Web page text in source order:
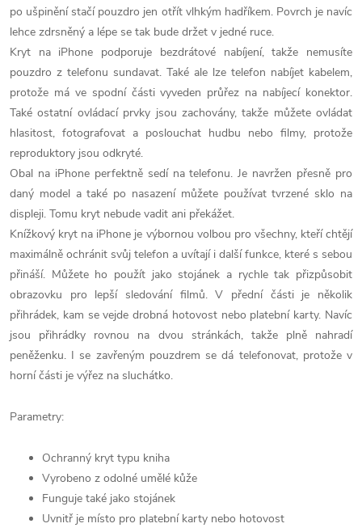
po ušpinění stačí pouzdro jen otřít vlhkým hadříkem. Povrch je navíc
lehce zdrsněný a lépe se tak bude držet v jedné ruce.
Kryt na iPhone podporuje bezdrátové nabíjení, takže nemusíte
pouzdro z telefonu sundavat. Také ale lze telefon nabíjet kabelem,
protože má ve spodní části vyveden průřez na nabíjecí konektor.
Také ostatní ovládací prvky jsou zachovány, takže můžete ovládat
hlasitost, fotografovat a poslouchat hudbu nebo filmy, protože
reproduktory jsou odkryté.
Obal na iPhone perfektně sedí na telefonu. Je navržen přesně pro
daný model a také po nasazení můžete používat tvrzené sklo na
displeji. Tomu kryt nebude vadit ani překážet.
Knížkový kryt na iPhone je výbornou volbou pro všechny, kteří chtějí
maximálně ochránit svůj telefon a uvítají i další funkce, které s sebou
přináší. Můžete ho použít jako stojánek a rychle tak přizpůsobit
obrazovku pro lepší sledování filmů. V přední části je několik
přihrádek, kam se vejde drobná hotovost nebo platební karty. Navíc
jsou přihrádky rovnou na dvou stránkách, takže plně nahradí
peněženku. I se zavřeným pouzdrem se dá telefonovat, protože v
horní části je výřez na sluchátko.
Parametry:
Ochranný kryt typu kniha
Vyrobeno z odolné umělé kůže
Funguje také jako stojánek
Uvnitř je místo pro platební karty nebo hotovost